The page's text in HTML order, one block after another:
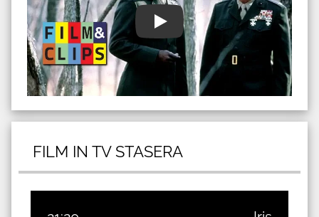
FILM IN TV STASERA